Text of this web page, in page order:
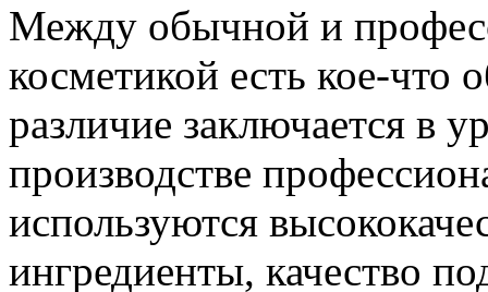
Между обычной и
косметикой есть кое-что
различие заключается в
производстве
используются
ингредиенты, качество